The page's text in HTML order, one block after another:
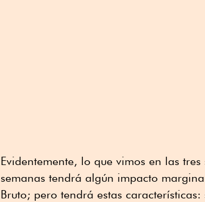
Evidentemente, lo que vimos en las
semanas tendrá algún impacto
Bruto; pero tendrá estas